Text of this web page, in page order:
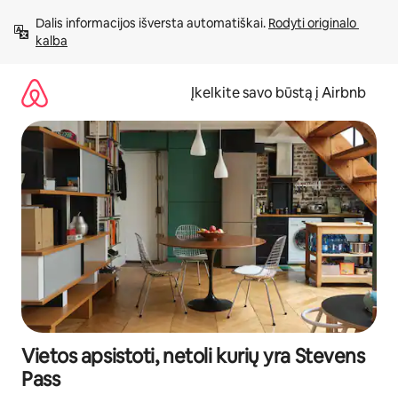
prie
turinio
Dalis informacijos išversta automatiškai. Rodyti originalo
kalba
Įkelkite savo būstą į Airbnb
Vietos apsistoti, netoli kurių yra Stevens
Pass